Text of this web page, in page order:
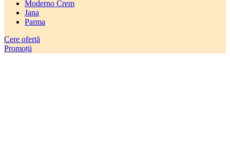
Moderno Crem
Jana
Parma
Cere ofertă
Promoții